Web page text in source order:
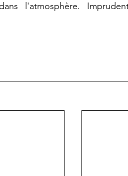
l'atmosphère.